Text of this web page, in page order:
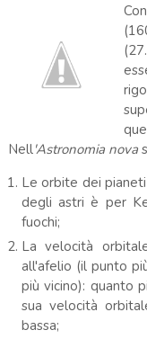
Nell'Astronomia nova
Le orbite dei
degli astri è per
fuochi;
La velocità
all'afelio (il punto
più vicino): quanto
sua velocità
bassa;